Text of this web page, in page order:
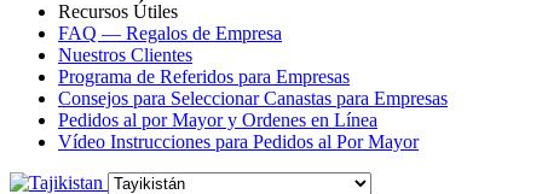
Recursos Útiles
FAQ — Regalos de Empresa
Nuestros Clientes
Programa de Referidos para Empresas
Consejos para Seleccionar Canastas para Empresas
Pedidos al por Mayor y Ordenes en Línea
Vídeo Instrucciones para Pedidos al Por Mayor